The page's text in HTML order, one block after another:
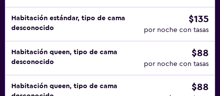
Habitación estándar, tipo de cama
desconocido
$135
por noche con tasas
Habitación queen, tipo de cama
desconocido
$88
por noche con tasas
Habitación queen, tipo de cama
$88